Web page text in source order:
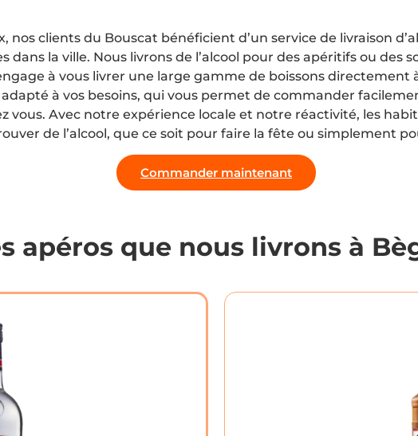
nos clients du Bouscat bénéficient d’un service de livraison
dans la ville. Nous livrons de l’alcool pour des apéritifs ou
à vous livrer une large gamme de boissons directement
à vos besoins, qui vous permet de commander
vous. Avec notre expérience locale et notre réactivité, les
de l’alcool, que ce soit pour faire la fête ou simplement
Commander maintenant
apéros que nous livrons à